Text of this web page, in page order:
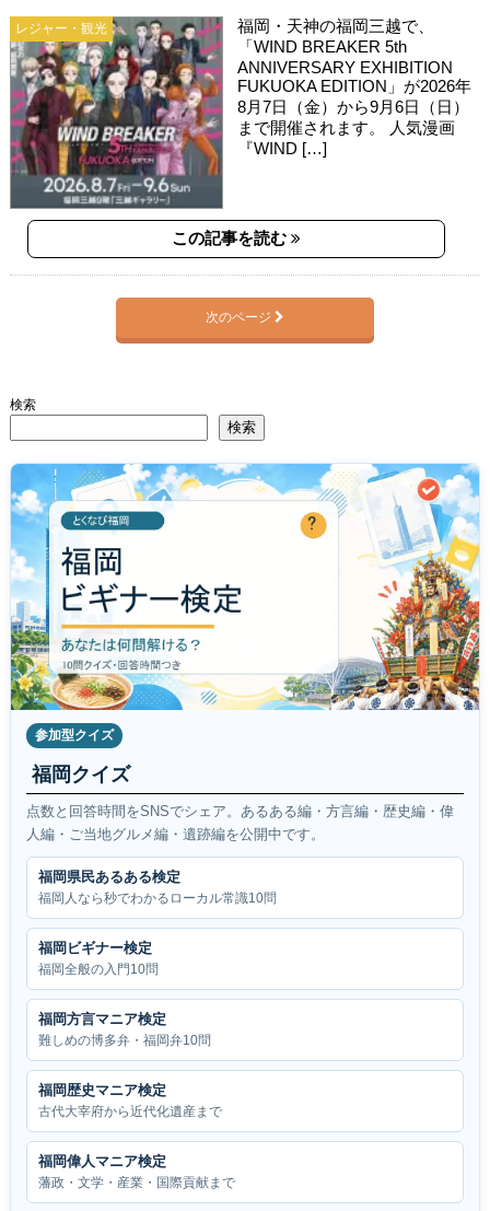
レジャー・観光
福岡・天神の福岡三越で、
「WIND BREAKER 5th
ANNIVERSARY EXHIBITION
FUKUOKA EDITION」が2026年
8月7日（金）から9月6日（日）
まで開催されます。 人気漫画
『WIND […]
この記事を読む
次のページ
検索
検索
参加型クイズ
福岡クイズ
点数と回答時間をSNSでシェア。あるある編・方言編・歴史編・偉
人編・ご当地グルメ編・遺跡編を公開中です。
福岡県民あるある検定
福岡人なら秒でわかるローカル常識10問
福岡ビギナー検定
福岡全般の入門10問
福岡方言マニア検定
難しめの博多弁・福岡弁10問
福岡歴史マニア検定
古代大宰府から近代化遺産まで
福岡偉人マニア検定
藩政・文学・産業・国際貢献まで